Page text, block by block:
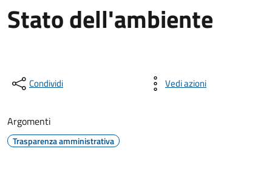
Stato dell'ambiente
Condividi Vedi azioni
Argomenti
Trasparenza amministrativa